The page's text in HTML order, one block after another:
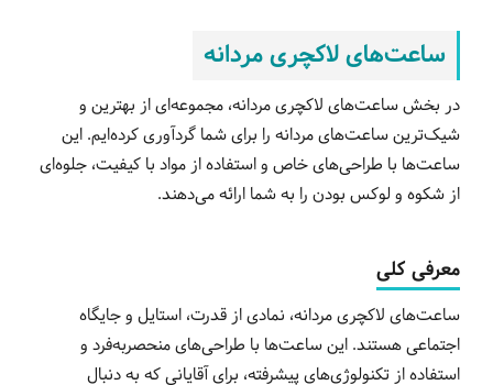
ساعت‌های لاکچری مردانه
در بخش ساعت‌های لاکچری مردانه، مجموعه‌ای از بهترین و
شیک‌ترین ساعت‌های مردانه را برای شما گردآوری کرده‌ایم. این
ساعت‌ها با طراحی‌های خاص و استفاده از مواد با کیفیت، جلوه‌ای
از شکوه و لوکس بودن را به شما ارائه می‌دهند.
معرفی کلی
ساعت‌های لاکچری مردانه، نمادی از قدرت، استایل و جایگاه
اجتماعی هستند. این ساعت‌ها با طراحی‌های منحصربه‌فرد و
استفاده از تکنولوژی‌های پیشرفته، برای آقایانی که به دنبال